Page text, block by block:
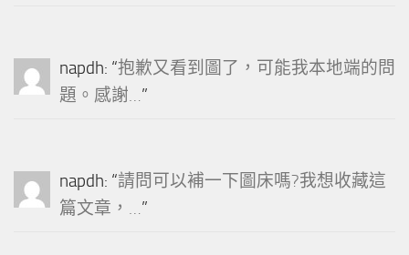
napdh: “抱歉又看到圖了，可能我本地端的問
題。感謝…”
napdh: “請問可以補一下圖床嗎?我想收藏這
篇文章，…”